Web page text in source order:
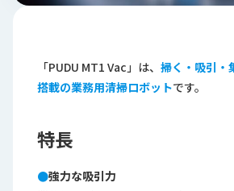
「PUDU MT1 Vac」は、 掃く・吸引・
搭載の業務用清掃ロボットです。
特長
●強力な吸引力